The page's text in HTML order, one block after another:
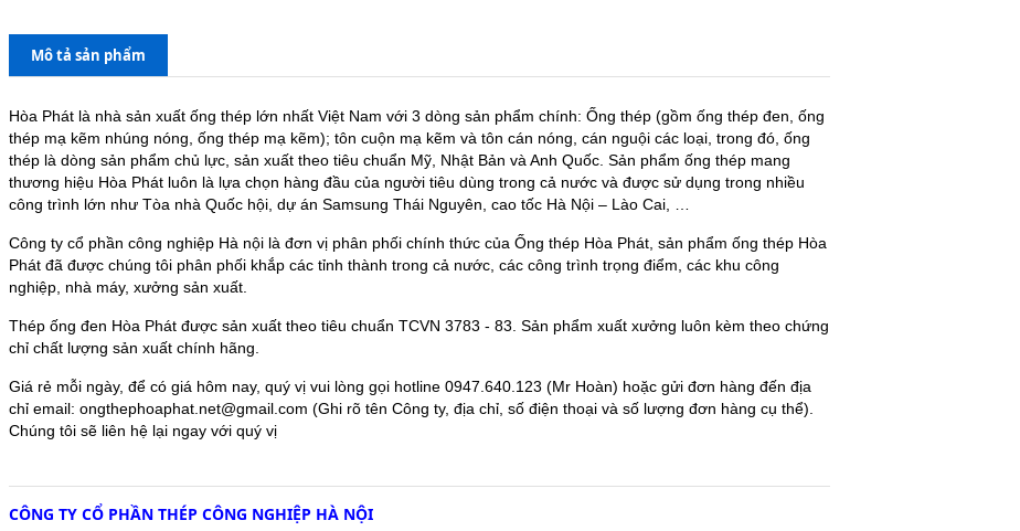
Mô tả sản phẩm
Hòa Phát là nhà sản xuất ống thép lớn nhất Việt Nam với 3 dòng sản phẩm chính: Ống thép (gồm ống thép đen, ống
thép mạ kẽm nhúng nóng, ống thép mạ kẽm); tôn cuộn mạ kẽm và tôn cán nóng, cán nguội các loại, trong đó, ống
thép là dòng sản phẩm chủ lực, sản xuất theo tiêu chuẩn Mỹ, Nhật Bản và Anh Quốc. Sản phẩm ống thép mang
thương hiệu Hòa Phát luôn là lựa chọn hàng đầu của người tiêu dùng trong cả nước và được sử dụng trong nhiều
công trình lớn như Tòa nhà Quốc hội, dự án Samsung Thái Nguyên, cao tốc Hà Nội – Lào Cai, …
Công ty cổ phần công nghiệp Hà nội là đơn vị phân phối chính thức của Ống thép Hòa Phát, sản phẩm ống thép Hòa
Phát đã được chúng tôi phân phối khắp các tỉnh thành trong cả nước, các công trình trọng điểm, các khu công
nghiệp, nhà máy, xưởng sản xuất.
Thép ống đen Hòa Phát được sản xuất theo tiêu chuẩn TCVN 3783 - 83. Sản phẩm xuất xưởng luôn kèm theo chứng
chỉ chất lượng sản xuất chính hãng.
Giá rẻ mỗi ngày, để có giá hôm nay, quý vị vui lòng gọi hotline 0947.640.123 (Mr Hoàn) hoặc gửi đơn hàng đến địa
chỉ email: ongthephoaphat.net@gmail.com (Ghi rõ tên Công ty, địa chỉ, số điện thoại và số lượng đơn hàng cụ thể).
Chúng tôi sẽ liên hệ lại ngay với quý vị
CÔNG TY CỔ PHẦN THÉP CÔNG NGHIỆP HÀ NỘI